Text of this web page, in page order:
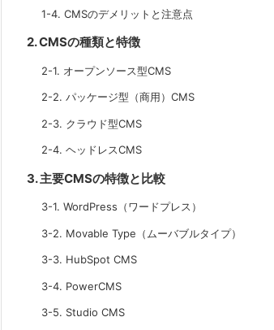
1-4. CMSのデメリットと注意点
2. CMSの種類と特徴
2-1. オープンソース型CMS
2-2. パッケージ型（商用）CMS
2-3. クラウド型CMS
2-4. ヘッドレスCMS
3. 主要CMSの特徴と比較
3-1. WordPress（ワードプレス）
3-2. Movable Type（ムーバブルタイプ）
3-3. HubSpot CMS
3-4. PowerCMS
3-5. Studio CMS